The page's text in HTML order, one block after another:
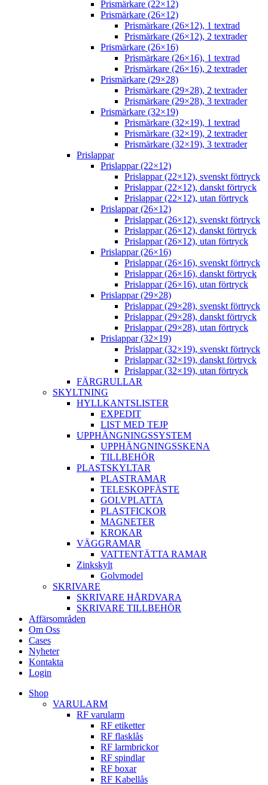
Prismärkare (22×12)
Prismärkare (26×12)
Prismärkare (26×12), 1 textrad
Prismärkare (26×12), 2 textrader
Prismärkare (26×16)
Prismärkare (26×16), 1 textrad
Prismärkare (26×16), 2 textrader
Prismärkare (29×28)
Prismärkare (29×28), 2 textrader
Prismärkare (29×28), 3 textrader
Prismärkare (32×19)
Prismärkare (32×19), 1 textrad
Prismärkare (32×19), 2 textrader
Prismärkare (32×19), 3 textrader
Prislappar
Prislappar (22×12)
Prislappar (22×12), svenskt förtryck
Prislappar (22×12), danskt förtryck
Prislappar (22×12), utan förtryck
Prislappar (26×12)
Prislappar (26×12), svenskt förtryck
Prislappar (26×12), danskt förtryck
Prislappar (26×12), utan förtryck
Prislappar (26×16)
Prislappar (26×16), svenskt förtryck
Prislappar (26×16), danskt förtryck
Prislappar (26×16), utan förtryck
Prislappar (29×28)
Prislappar (29×28), svenskt förtryck
Prislappar (29×28), danskt förtryck
Prislappar (29×28), utan förtryck
Prislappar (32×19)
Prislappar (32×19), svenskt förtryck
Prislappar (32×19), danskt förtryck
Prislappar (32×19), utan förtryck
FÄRGRULLAR
SKYLTNING
HYLLKANTSLISTER
EXPEDIT
LIST MED TEJP
UPPHÄNGNINGSSYSTEM
UPPHÄNGNINGSSKENA
TILLBEHÖR
PLASTSKYLTAR
PLASTRAMAR
TELESKOPFÄSTE
GOLVPLATTA
PLASTFICKOR
MAGNETER
KROKAR
VÄGGRAMAR
VATTENTÄTTA RAMAR
Zinkskylt
Golvmodel
SKRIVARE
SKRIVARE HÅRDVARA
SKRIVARE TILLBEHÖR
Affärsområden
Om Oss
Cases
Nyheter
Kontakta
Login
Shop
VARULARM
RF varularm
RF etiketter
RF flasklås
RF larmbrickor
RF spindlar
RF boxar
RF Kabellås